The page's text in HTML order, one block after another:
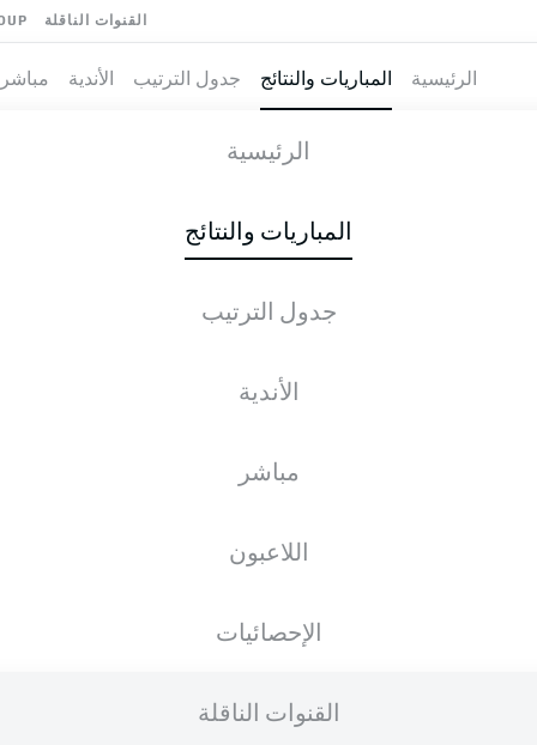
القنوات الناقلة
الرئيسية المباريات والنتائج جدول الترتيب الأندية مباشر
الرئيسية
المباريات والنتائج
جدول الترتيب
الأندية
مباشر
اللاعبون
الإحصائيات
القنوات الناقلة
1
1
التشكيلات
الأهداف المتوقعة